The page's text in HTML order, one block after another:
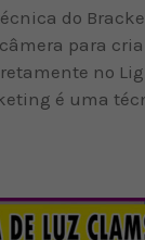
do
para
no
é uma